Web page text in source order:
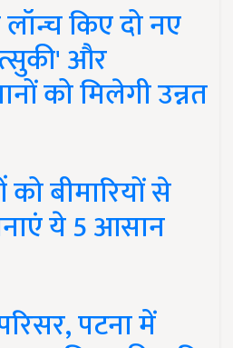
किए दो नए
और
को मिलेगी उन्नत
बीमारियों से
ये 5 आसान
पटना में